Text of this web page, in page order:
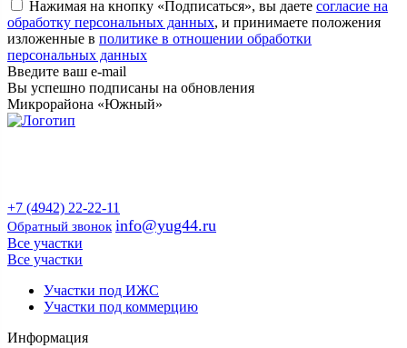
Нажимая на кнопку «Подписаться», вы даете согласие на
обработку персональных данных, и принимаете положения
изложенные в политике в отношении обработки
персональных данных
Введите ваш e-mail
Вы успешно подписаны на обновления
Микрорайона «Южный»
+7 (4942) 22-22-11
Обратный звонок info@yug44.ru
Все участки
Все участки
Участки под ИЖС
Участки под коммерцию
Информация